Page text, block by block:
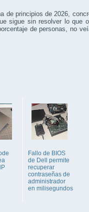
de principios de 2026,
sigue sin resolver lo que
de personas, no
Fallo de BIOS
de Dell permite
recuperar
contraseñas de
administrador
en milisegundos